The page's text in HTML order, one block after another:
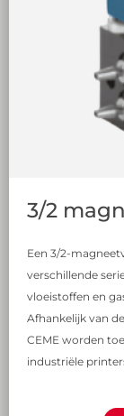
3/2
Een 3/2-
verschillende
vloeistoffen en
Afhankelijk van
CEME worden
industriële